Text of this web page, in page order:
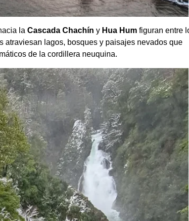
la Cascada Chachín y Hua Hum figuran entre
atraviesan lagos, bosques y paisajes nevados que
de la cordillera neuquina.